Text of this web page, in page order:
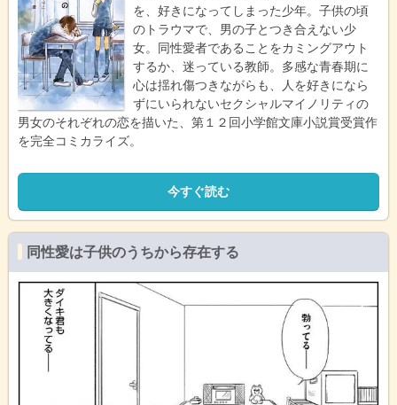
を、好きになってしまった少年。子供の頃
のトラウマで、男の子とつき合えない少
女。同性愛者であることをカミングアウト
するか、迷っている教師。多感な青春期に
心は揺れ傷つきながらも、人を好きになら
ずにいられないセクシャルマイノリティの
男女のそれぞれの恋を描いた、第１２回小学館文庫小説賞受賞作
を完全コミカライズ。
今すぐ読む
同性愛は子供のうちから存在する